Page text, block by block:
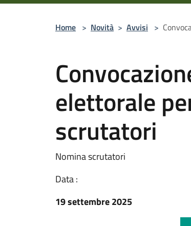
Home > Novità > Avvisi >
elettorale
scrutatori
Nomina scrutatori
Data :
19 settembre 2025